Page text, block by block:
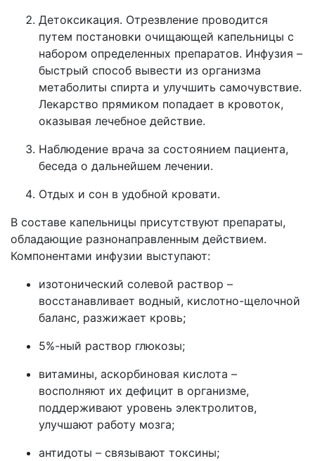
Детоксикация. Отрезвление проводится
путем постановки очищающей капельницы с
набором определенных препаратов. Инфузия –
быстрый способ вывести из организма
метаболиты спирта и улучшить самочувствие.
Лекарство прямиком попадает в кровоток,
оказывая лечебное действие.
Наблюдение врача за состоянием пациента,
беседа о дальнейшем лечении.
Отдых и сон в удобной кровати.
В составе капельницы присутствуют препараты,
обладающие разнонаправленным действием.
Компонентами инфузии выступают:
изотонический солевой раствор –
восстанавливает водный, кислотно-щелочной
баланс, разжижает кровь;
5%-ный раствор глюкозы;
витамины, аскорбиновая кислота –
восполняют их дефицит в организме,
поддерживают уровень электролитов,
улучшают работу мозга;
антидоты – связывают токсины;